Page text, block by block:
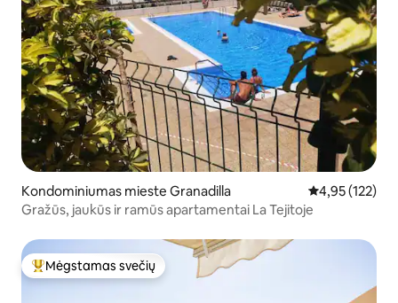
Kondominiumas mieste Granadilla Vidutinis
4,95 (122)
Gražūs, jaukūs ir ramūs apartamentai La Tejitoje
Svečių mėgstamiausias
Mėgstamas svečių